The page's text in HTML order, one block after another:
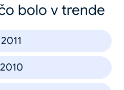
bolo v trende
2011
2010